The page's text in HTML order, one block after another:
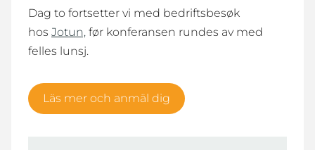
Dag to fortsetter vi med bedriftsbesøk
hos Jotun, før konferansen rundes av med
felles lunsj.
Läs mer och anmäl dig